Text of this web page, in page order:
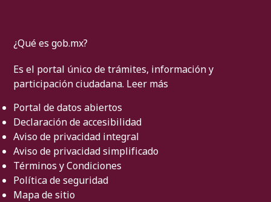
¿Qué es gob.mx?
Es el portal único de trámites, información y
participación ciudadana. Leer más
Portal de datos abiertos
Declaración de accesibilidad
Aviso de privacidad integral
Aviso de privacidad simplificado
Términos y Condiciones
Política de seguridad
Mapa de sitio